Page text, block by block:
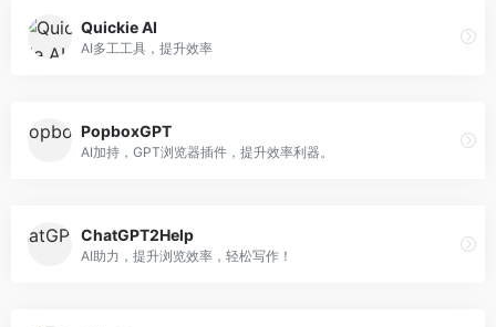
Quickie AI
AI多工工具，提升效率
PopboxGPT
AI加持，GPT浏览器插件，提升效率利器。
ChatGPT2Help
AI助力，提升浏览效率，轻松写作！